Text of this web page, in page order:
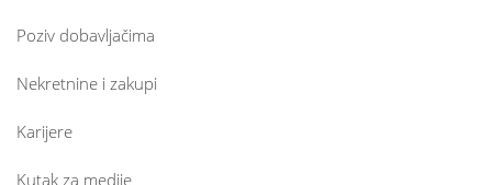
Poziv dobavljačima
Nekretnine i zakupi
Karijere
Kutak za medije